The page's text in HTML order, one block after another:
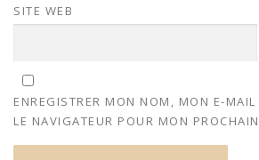
SITE WEB
ENREGISTRER MON NOM, MON E-
LE NAVIGATEUR POUR MON